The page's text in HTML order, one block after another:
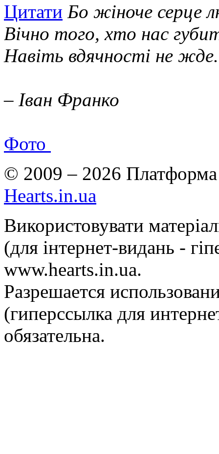
Цитати Бо жіноче серце
Вічно того, хто нас
Навіть вдячності не жде.
– Іван Франко
Фото
© 2009 – 2026 Платформа
Hearts.in.ua
Використовувати
(для інтернет-видань -
www.hearts.in.ua.
Разрешается
(гиперссылка для
обязательна.